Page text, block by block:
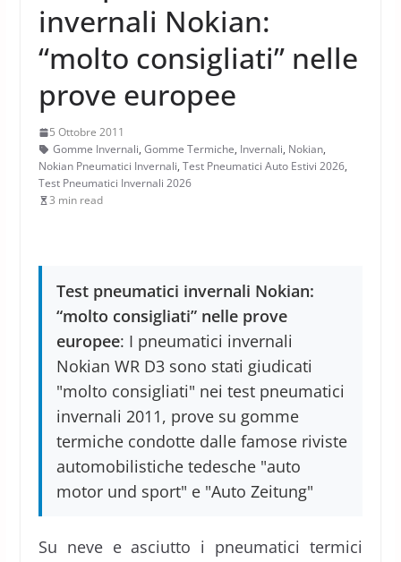
invernali Nokian:
“molto consigliati” nelle
prove europee
5 Ottobre 2011
Gomme Invernali, Gomme Termiche, Invernali, Nokian,
Nokian Pneumatici Invernali, Test Pneumatici Auto Estivi 2026,
Test Pneumatici Invernali 2026
3 min read
Test pneumatici invernali Nokian:
“molto consigliati” nelle prove
europee: I pneumatici invernali
Nokian WR D3 sono stati giudicati
"molto consigliati" nei test pneumatici
invernali 2011, prove su gomme
termiche condotte dalle famose riviste
automobilistiche tedesche "auto
motor und sport" e "Auto Zeitung"
Su neve e asciutto i pneumatici termici